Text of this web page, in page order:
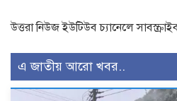
উত্তরা নিউজ ইউটিউব চ্যানেলে
এ জাতীয় আরো খবর..